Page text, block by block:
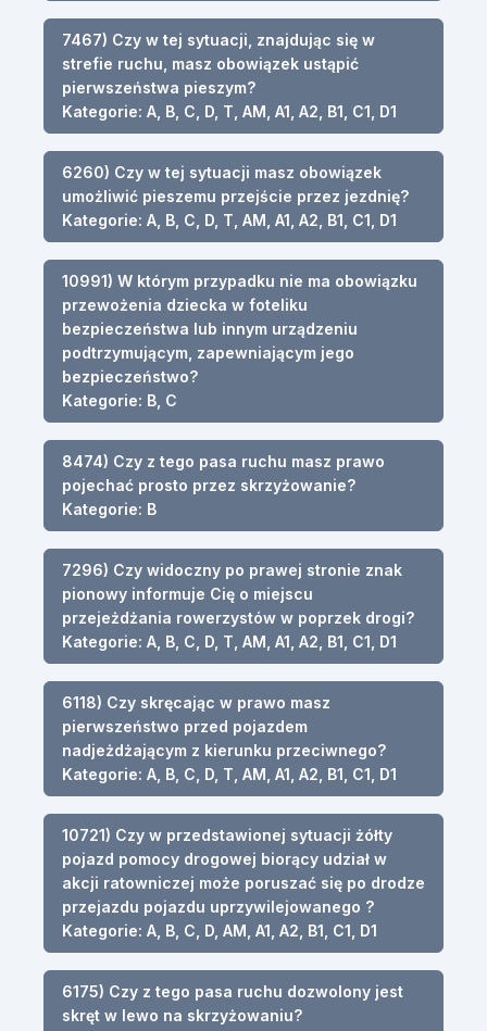
7467) Czy w tej sytuacji, znajdując się w
strefie ruchu, masz obowiązek ustąpić
pierwszeństwa pieszym?
Kategorie: A, B, C, D, T, AM, A1, A2, B1, C1, D1
6260) Czy w tej sytuacji masz obowiązek
umożliwić pieszemu przejście przez jezdnię?
Kategorie: A, B, C, D, T, AM, A1, A2, B1, C1, D1
10991) W którym przypadku nie ma obowiązku
przewożenia dziecka w foteliku
bezpieczeństwa lub innym urządzeniu
podtrzymującym, zapewniającym jego
bezpieczeństwo?
Kategorie: B, C
8474) Czy z tego pasa ruchu masz prawo
pojechać prosto przez skrzyżowanie?
Kategorie: B
7296) Czy widoczny po prawej stronie znak
pionowy informuje Cię o miejscu
przejeżdżania rowerzystów w poprzek drogi?
Kategorie: A, B, C, D, T, AM, A1, A2, B1, C1, D1
6118) Czy skręcając w prawo masz
pierwszeństwo przed pojazdem
nadjeżdżającym z kierunku przeciwnego?
Kategorie: A, B, C, D, T, AM, A1, A2, B1, C1, D1
10721) Czy w przedstawionej sytuacji żółty
pojazd pomocy drogowej biorący udział w
akcji ratowniczej może poruszać się po drodze
przejazdu pojazdu uprzywilejowanego ?
Kategorie: A, B, C, D, AM, A1, A2, B1, C1, D1
6175) Czy z tego pasa ruchu dozwolony jest
skręt w lewo na skrzyżowaniu?